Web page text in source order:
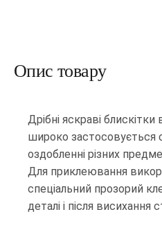
Опис товару
Дрібні яскраві
широко застосовується
оздобленні різних
Для приклеювання
спеціальний прозорий
деталі і після висихання